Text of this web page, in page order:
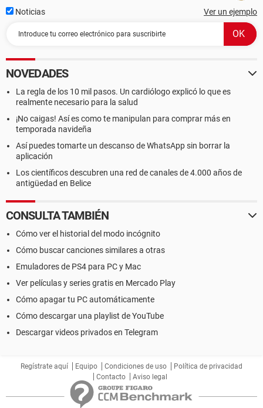
Noticias Ver un ejemplo
NOVEDADES
La regla de los 10 mil pasos. Un cardiólogo explicó lo que es
realmente necesario para la salud
¡No caigas! Así es como te manipulan para comprar más en
temporada navideña
Así puedes tomarte un descanso de WhatsApp sin borrar la
aplicación
Los científicos descubren una red de canales de 4.000 años de
antigüedad en Belice
CONSULTA TAMBIÉN
Cómo ver el historial del modo incógnito
Cómo buscar canciones similares a otras
Emuladores de PS4 para PC y Mac
Ver películas y series gratis en Mercado Play
Cómo apagar tu PC automáticamente
Cómo descargar una playlist de YouTube
Descargar videos privados en Telegram
Regístrate aquí Equipo Condiciones de uso
Política de privacidad
Contacto
Aviso legal